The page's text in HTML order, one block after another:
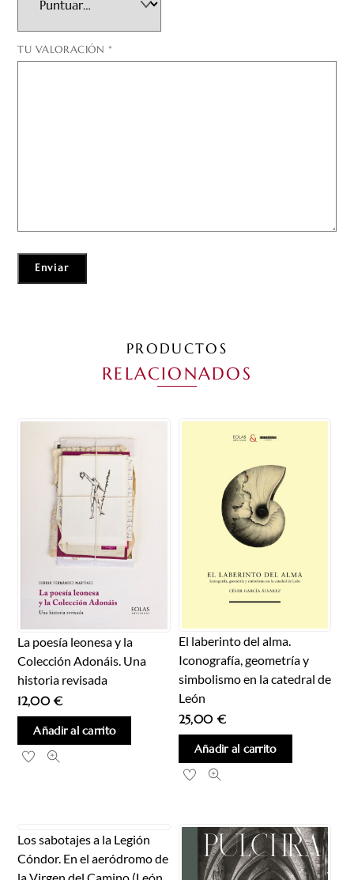
TU VALORACIÓN *
PRODUCTOS
RELACIONADOS
La poesía leonesa y la
Colección Adonáis. Una
historia revisada
12,00€
Añadir al carrito
El laberinto del alma.
Iconografía, geometría y
simbolismo en la catedral de
León
25,00 €
Añadir al carrito
Los sabotajes a la Legión
Cóndor. En el aeródromo de